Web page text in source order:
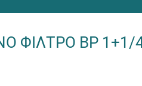
ΦΙΛΤΡΟ ΒP 1+1/